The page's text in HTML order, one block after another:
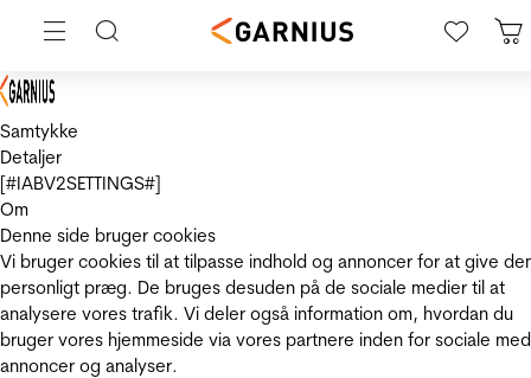
Samtykke
Detaljer
[#IABV2SETTINGS#]
Om
Denne side bruger cookies
Vi bruger cookies til at tilpasse indhold og annoncer for at give
personligt præg. De bruges desuden på de sociale medier til at
analysere vores trafik. Vi deler også information om, hvordan du
bruger vores hjemmeside via vores partnere inden for sociale
annoncer og analyser.